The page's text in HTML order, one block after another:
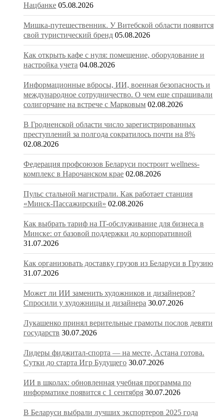
Нацбанке 05.08.2026
Мишка-путешественник. У Витебской области появится
свой туристический бренд 05.08.2026
Как открыть кафе с нуля: помещение, оборудование и
настройка учета 04.08.2026
Информационные вбросы, ИИ, военная безопасность и
международное сотрудничество. О чем еще спрашивали
солигорчане на встрече с Марковым 02.08.2026
В Гродненской области число зарегистрированных
преступлений за полгода сократилось почти на 8%
02.08.2026
Федерация профсоюзов Беларуси построит wellness-
комплекс в Нарочанском крае 02.08.2026
Пульс стальной магистрали. Как работает станция
«Минск-Пассажирский» 02.08.2026
Как выбрать тариф на IT-обслуживание для бизнеса в
Минске: от базовой поддержки до корпоративной
31.07.2026
Как организовать доставку грузов из Беларуси в Грузию
31.07.2026
Может ли ИИ заменить художников и дизайнеров?
Спросили у художницы и дизайнера 30.07.2026
Лукашенко принял верительные грамоты послов девяти
государств 30.07.2026
Лидеры фиджитал-спорта — на месте, Астана готова.
Сутки до старта Игр Будущего 30.07.2026
ИИ в школах: обновленная учебная программа по
информатике появится с 1 сентября 30.07.2026
В Беларуси выбрали лучших экспортеров 2025 года